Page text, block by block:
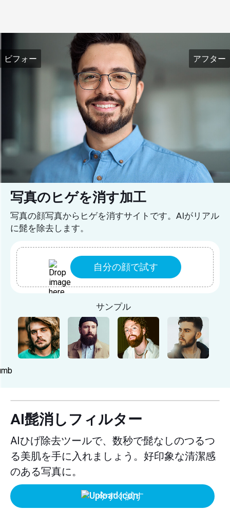
ビフォー アフター
写真のヒゲを消す加工
写真の顔写真からヒゲを消すサイトです。AIがリアル
に髭を除去します。
自分の顔で試す
サンプル
AI髭消しフィルター
AIひげ除去ツールで、数秒で髭なしのつるつ
る美肌を手に入れましょう。好印象な清潔感
のある写真に。
今すぐ試す